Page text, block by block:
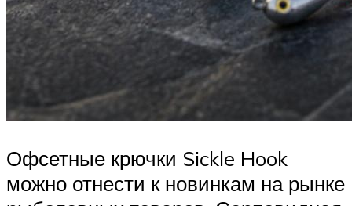
Офсетные крючки Sickle Hook
можно отнести к новинкам на рынке